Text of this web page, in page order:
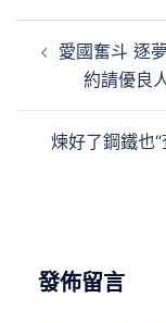
愛國奮斗 逐
約請優良
煉好了鋼鐵也
發佈留言